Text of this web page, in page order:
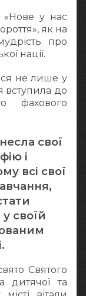
«Нове у нас
як на
про
нації.
не лише у
вступила до
фахового
свої
і
всі свої
своїй
Святого
дитячої та